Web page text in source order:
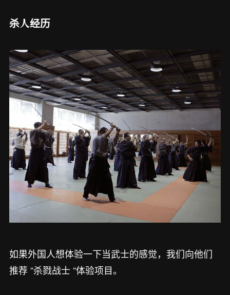
杀人经历
如果外国人想体验一下当武士的感觉，我们向他们
推荐 “杀戮战士 “体验项目。